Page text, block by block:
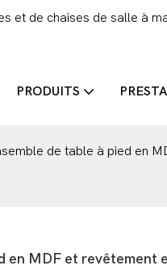
et de chaises de salle à
PRODUITS
de table à pied en
en MDF et